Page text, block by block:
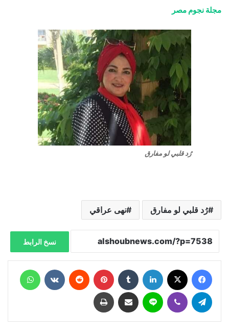
مجلة نجوم مصر
رُد قلبي لو مفارق
رُد قلبي لو مفارق نهى عراقي
نسخ الرابط